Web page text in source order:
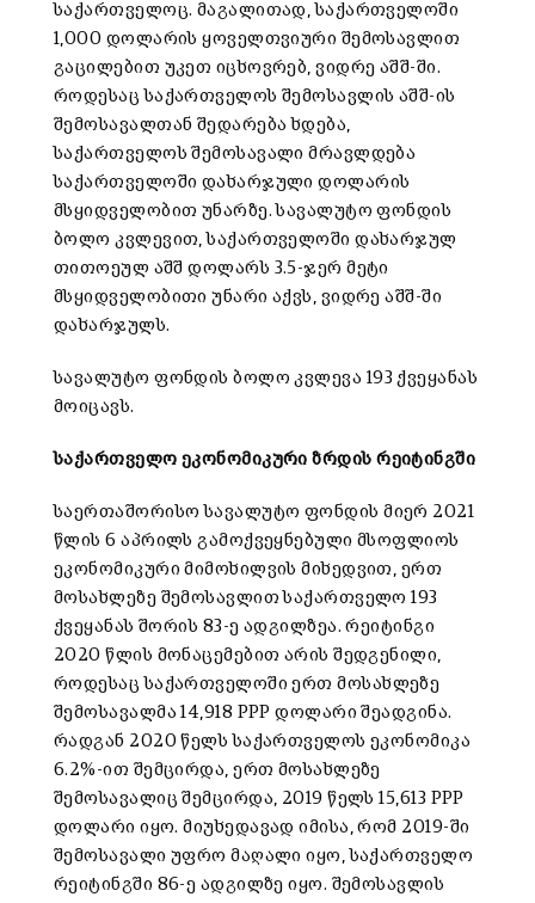
საქართველოც. მაგალითად, საქართველოში
1,000 დოლარის ყოველთვიური შემოსავლით
გაცილებით უკეთ იცხოვრებ, ვიდრე აშშ-ში.
როდესაც საქართველოს შემოსავლის აშშ-ის
შემოსავალთან შედარება ხდება,
საქართველოს შემოსავალი მრავლდება
საქართველოში დახარჯული დოლარის
მსყიდველობით უნარზე. სავალუტო ფონდის
ბოლო კვლევით, საქართველოში დახარჯულ
თითოეულ აშშ დოლარს 3.5-ჯერ მეტი
მსყიდველობითი უნარი აქვს, ვიდრე აშშ-ში
დახარჯულს.
სავალუტო ფონდის ბოლო კვლევა 193 ქვეყანას
მოიცავს.
საქართველო ეკონომიკური ზრდის რეიტინგში
საერთაშორისო სავალუტო ფონდის მიერ 2021
წლის 6 აპრილს გამოქვეყნებული მსოფლიოს
ეკონომიკური მიმოხილვის მიხედვით, ერთ
მოსახლეზე შემოსავლით საქართველო 193
ქვეყანას შორის 83-ე ადგილზეა. რეიტინგი
2020 წლის მონაცემებით არის შედგენილი,
როდესაც საქართველოში ერთ მოსახლეზე
შემოსავალმა 14,918 PPP დოლარი შეადგინა.
რადგან 2020 წელს საქართველოს ეკონომიკა
6.2%-ით შემცირდა, ერთ მოსახლეზე
შემოსავალიც შემცირდა, 2019 წელს 15,613 PPP
დოლარი იყო. მიუხედავად იმისა, რომ 2019-ში
შემოსავალი უფრო მაღალი იყო, საქართველო
რეიტინგში 86-ე ადგილზე იყო. შემოსავლის